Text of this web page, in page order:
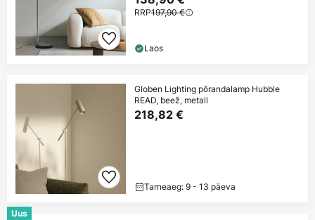
RRP197,90 €
Laos
Globen Lighting põrandalamp Hubble
READ, beež, metall
218,82 €
Tarneaeg: 9 - 13 päeva
Uus